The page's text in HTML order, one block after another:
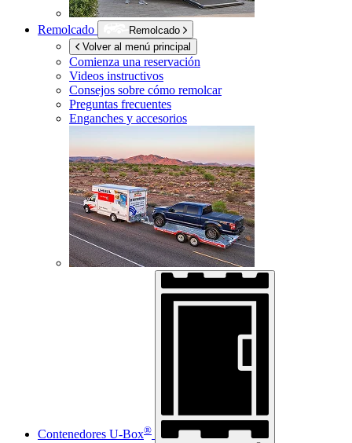
Remolcado
Remolcado
Volver al menú principal
Comienza una reservación
Videos instructivos
Consejos sobre cómo remolcar
Preguntas frecuentes
Enganches y accesorios
Contenedores U-Box®